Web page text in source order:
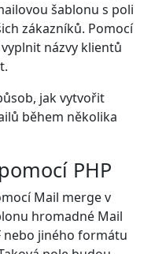
šablonu s poli
zákazníků. Pomocí
názvy klientů
jak vytvořit
během několika
PHP
Mail merge v
hromadné Mail
nebo jiného formátu